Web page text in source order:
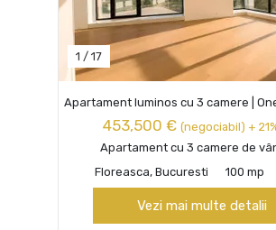
1 / 17
Apartament luminos cu 3 camere |
453,500 € (negociabil) +
Apartament cu 3 camere de
Floreasca, Bucuresti
100 mp
Vezi mai multe detalii